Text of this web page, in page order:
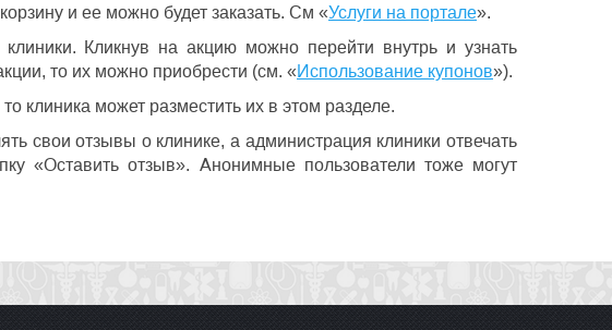
и ее можно будет заказать. См «Услуги на портале».
Кликнув на акцию можно перейти внутрь и узнать
то их можно приобрести (см. «Использование купонов»).
клиника может разместить их в этом разделе.
свои отзывы о клинике, а администрация клиники отвечать
«Оставить отзыв». Анонимные пользователи тоже могут